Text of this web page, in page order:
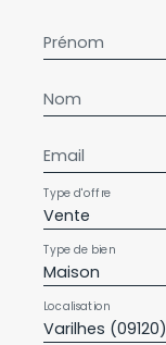
Prénom
Nom
Email
Vente
Type d'offre
Maison
Type de bien
Varilhes (09120)
Localisation